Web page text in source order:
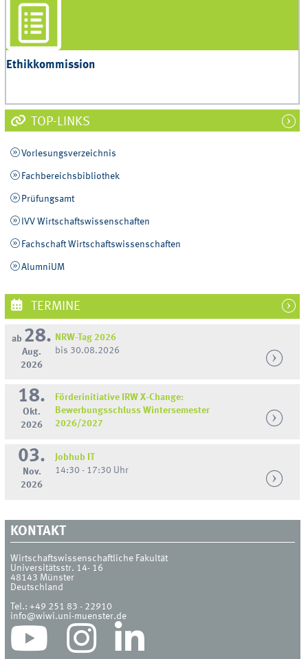
Ethikkommission
TOP-LINKS
Vorlesungsverzeichnis
Fachbereichsbibliothek
Prüfungsamt
IVV Wirtschaftswissenschaften
Fachschaft Wirtschaftswissenschaften
AlumniUM
TERMINE
ab 28.
Aug.
2026
NRW-Tag 2026
bis 30.08.2026
18.
Okt.
2026
Förderinitiative IRW X-Change:
Bewerbungsschluss Wintersemester
2026/2027
03.
Nov.
2026
Jobhub IT
14:30 - 17:30 Uhr
KONTAKT
Wirtschaftswissenschaftliche Fakultät
Universitätsstr. 14- 16
48143 Münster
Deutschland
Tel.:+49 251 83 - 22910
info@wiwi.uni-muenster.de